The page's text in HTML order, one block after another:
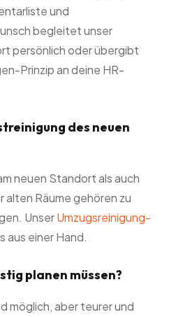
und
begleitet unser
persönlich oder übergibt
Prinzip an deine HR-
des neuen
neuen Standort als auch
Räume gehören zu
UnserUmzugsreinigung-
aus einer Hand.
planen müssen?
möglich, aber teurer und